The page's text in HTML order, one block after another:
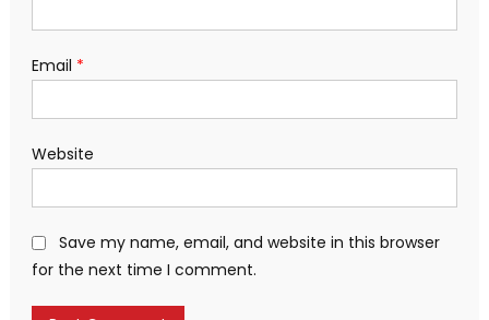
Email *
Website
Save my name, email, and website in this browser
for the next time I comment.